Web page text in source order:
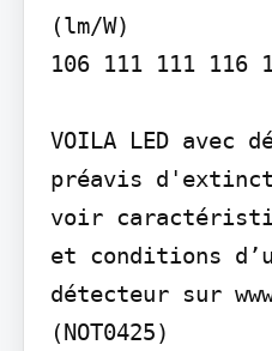
(lm/W)
106 111 111 116
VOILA LED avec
préavis
voir
et conditions
détecteur sur
(NOT0425)